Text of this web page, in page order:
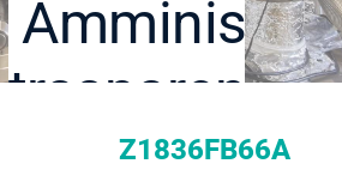
trasparente
dettaglio
Z1836FB66A